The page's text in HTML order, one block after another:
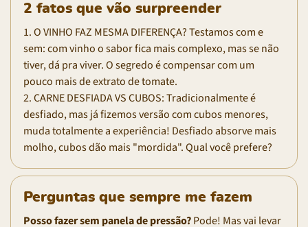
2 fatos que vão surpreender
1. O VINHO FAZ MESMA DIFERENÇA? Testamos com e
sem: com vinho o sabor fica mais complexo, mas se não
tiver, dá pra viver. O segredo é compensar com um
pouco mais de extrato de tomate.
2. CARNE DESFIADA VS CUBOS: Tradicionalmente é
desfiado, mas já fizemos versão com cubos menores,
muda totalmente a experiência! Desfiado absorve mais
molho, cubos dão mais "mordida". Qual você prefere?
Perguntas que sempre me fazem
Posso fazer sem panela de pressão?Pode! Mas vai levar